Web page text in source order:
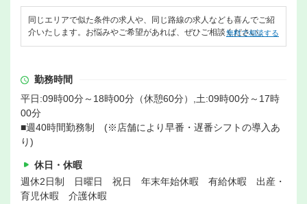
同じエリアで似た条件の求人や、同じ路線の求人なども喜んでご紹
介いたします。お悩みやご希望があれば、ぜひご相談ください。
無料で相談する
勤務時間
平日:09時00分～18時00分（休憩60分）,土:09時00分～17時
00分
■週40時間勤務制 (※店舗により早番・遅番シフトの導入あ
り)
休日・休暇
週休2日制 日曜日 祝日 年末年始休暇 有給休暇 出産・
育児休暇 介護休暇